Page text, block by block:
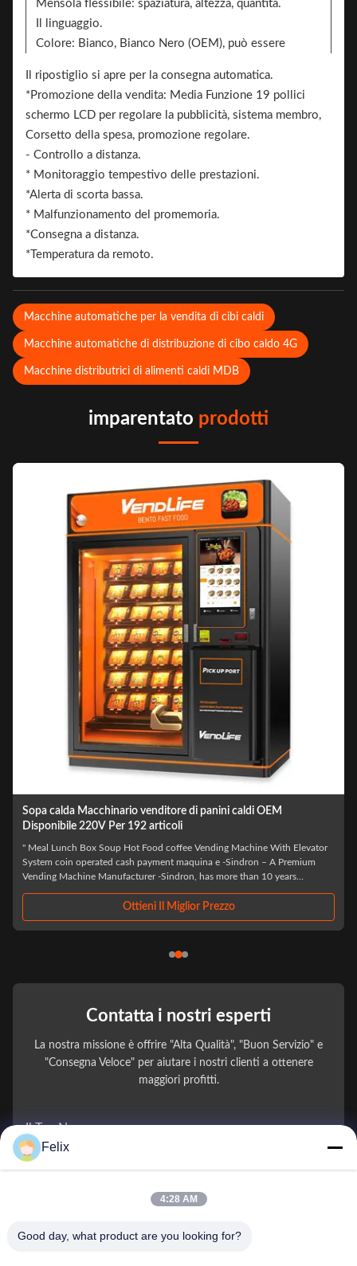
Mensola flessibile: spaziatura, altezza, quantità.
Il linguaggio.
Colore: Bianco, Bianco Nero (OEM), può essere
2 lati possono aggiungere l'adesivo per il branding
Il ripostiglio si apre per la consegna automatica.
*Promozione della vendita: Media Funzione 19 pollici
schermo LCD per regolare la pubblicità, sistema membro,
Corsetto della spesa, promozione regolare.
- Controllo a distanza.
* Monitoraggio tempestivo delle prestazioni.
*Alerta di scorta bassa.
* Malfunzionamento del promemoria.
*Consegna a distanza.
*Temperatura da remoto.
Macchine automatiche per la vendita di cibi caldi
Macchine automatiche di distribuzione di cibo caldo 4G
Macchine distributrici di alimenti caldi MDB
imparentato prodotti
Macchine venditori di cibo caldo da 4 kW, Macchine venditori di
scatole MDB
Dimensions H x L x W 2280 mm* 1880 mm* 1020mm Weight 660kg G.W/
600 kg N.W Capacity No.of shelves: standard 7 Items per shelf: 4 Selection
per item: 5-7 *shelves can be adjusted according to the products to suit
Ottieni Il Miglior Prezzo
Contatta i nostri esperti
La nostra missione è offrire "Alta Qualità", "Buon Servizio" e
"Consegna Veloce" per aiutare i nostri clienti a ottenere
maggiori profitti.
Il Tuo Nome
*
Felix
4:28 AM
Good day, what product are you looking for?